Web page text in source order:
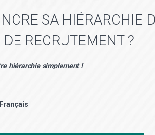
SA HIÉRARCHIE
RECRUTEMENT ?
hiérarchie simplement !